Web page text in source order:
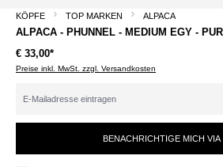
KÖPFE TOP MARKEN ALPACA
ALPACA - PHUNNEL - MEDIUM EGY -
€ 33,00*
Preise inkl. MwSt. zzgl. Versandkosten
BENACHRICHTIGE MICH VIA